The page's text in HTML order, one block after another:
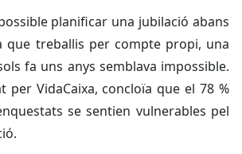
planificar una jubilació abans
que treballis per compte propi, una
fa uns anys semblava impossible.
per VidaCaixa, concloïa que el 78 %
se sentien vulnerables pel